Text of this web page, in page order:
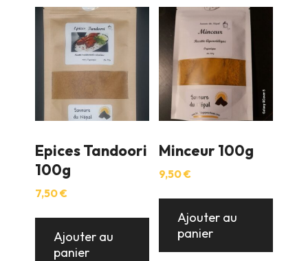
Epices Tandoori
100g
7,50€
Ajouter au
panier
Minceur 100g
9,50€
Ajouter au
panier